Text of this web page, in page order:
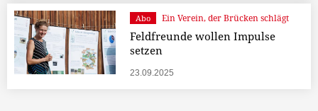
Abo Ein Verein, der Brücken schlägt
Feldfreunde wollen Impulse
setzen
23.09.2025